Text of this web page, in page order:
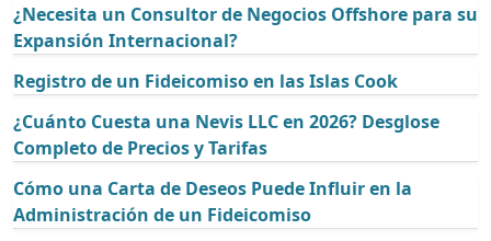
¿Necesita un Consultor de Negocios Offshore para su
Expansión Internacional?
Registro de un Fideicomiso en las Islas Cook
¿Cuánto Cuesta una Nevis LLC en 2026? Desglose
Completo de Precios y Tarifas
Cómo una Carta de Deseos Puede Influir en la
Administración de un Fideicomiso